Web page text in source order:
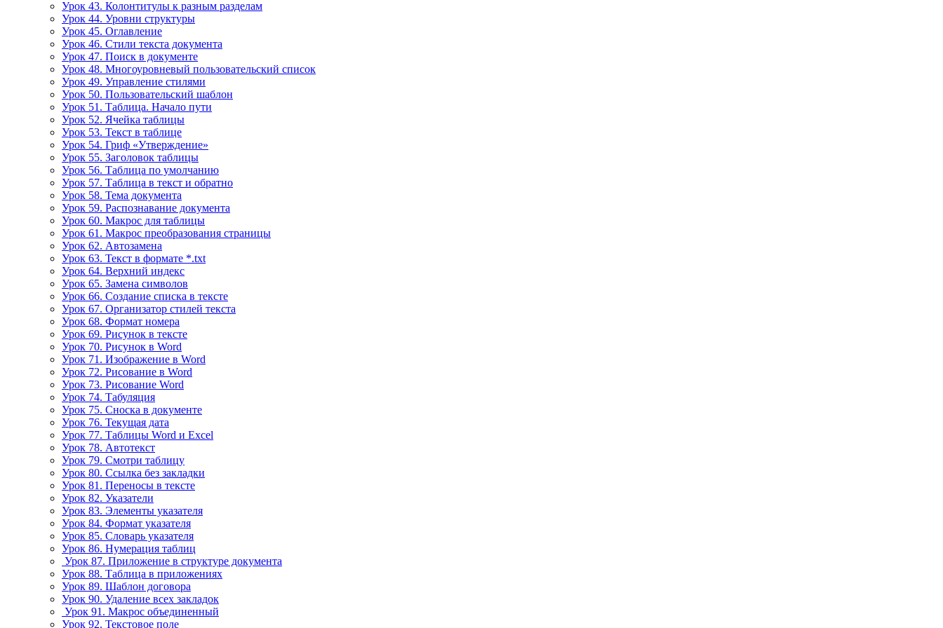
Урок 43. Колонтитулы к разным разделам
Урок 44. Уровни структуры
Урок 45. Оглавление
Урок 46. Стили текста документа
Урок 47. Поиск в документе
Урок 48. Многоуровневый пользовательский список
Урок 49. Управление стилями
Урок 50. Пользовательский шаблон
Урок 51. Таблица. Начало пути
Урок 52. Ячейка таблицы
Урок 53. Текст в таблице
Урок 54. Гриф «Утверждение»
Урок 55. Заголовок таблицы
Урок 56. Таблица по умолчанию
Урок 57. Таблица в текст и обратно
Урок 58. Тема документа
Урок 59. Распознавание документа
Урок 60. Макрос для таблицы
Урок 61. Макрос преобразования страницы
Урок 62. Автозамена
Урок 63. Текст в формате *.txt
Урок 64. Верхний индекс
Урок 65. Замена символов
Урок 66. Создание списка в тексте
Урок 67. Организатор стилей текста
Урок 68. Формат номера
Урок 69. Рисунок в тексте
Урок 70. Рисунок в Word
Урок 71. Изображение в Word
Урок 72. Рисование в Word
Урок 73. Рисование Word
Урок 74. Табуляция
Урок 75. Сноска в документе
Урок 76. Текущая дата
Урок 77. Таблицы Word и Excel
Урок 78. Автотекст
Урок 79. Смотри таблицу
Урок 80. Ссылка без закладки
Урок 81. Переносы в тексте
Урок 82. Указатели
Урок 83. Элементы указателя
Урок 84. Формат указателя
Урок 85. Словарь указателя
Урок 86. Нумерация таблиц
Урок 87. Приложение в структуре документа
Урок 88. Таблица в приложениях
Урок 89. Шаблон договора
Урок 90. Удаление всех закладок
Урок 91. Макрос объединенный
Урок 92. Текстовое поле